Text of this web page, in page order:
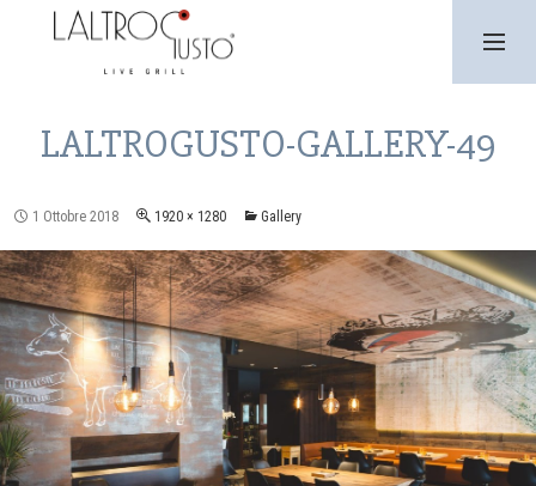
LALTROGUSTO-GALLERY-49
1 Ottobre 2018 1920 × 1280 Gallery